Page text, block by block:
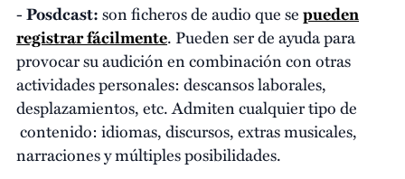
-Posdcast:son ficheros de audio que sepueden
registrar fácilmente. Pueden ser de ayuda para
provocar su audición en combinación con otras
actividades personales: descansos laborales,
desplazamientos, etc. Admiten cualquier tipo de
contenido: idiomas, discursos, extras musicales,
narraciones y múltiples posibilidades.